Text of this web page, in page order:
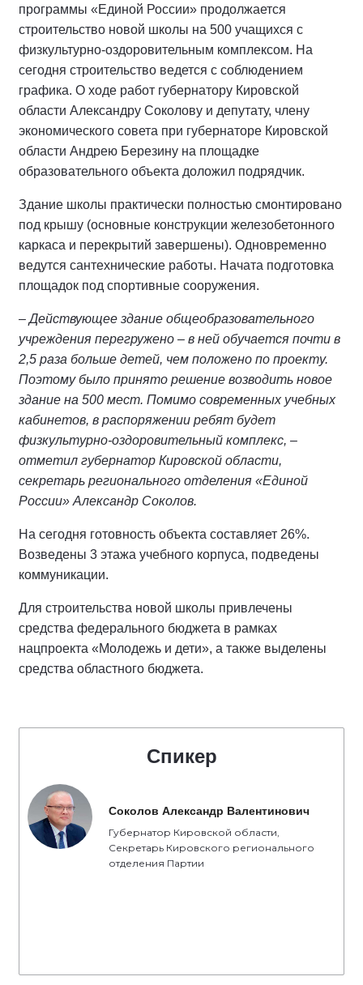
программы «Единой России» продолжается
строительство новой школы на 500 учащихся с
физкультурно-оздоровительным комплексом. На
сегодня строительство ведется с соблюдением
графика. О ходе работ губернатору Кировской
области Александру Соколову и депутату, члену
экономического совета при губернаторе Кировской
области Андрею Березину на площадке
образовательного объекта доложил подрядчик.
Здание школы практически полностью смонтировано
под крышу (основные конструкции железобетонного
каркаса и перекрытий завершены). Одновременно
ведутся сантехнические работы. Начата подготовка
площадок под спортивные сооружения.
– Действующее здание общеобразовательного
учреждения перегружено – в ней обучается почти в
2,5 раза больше детей, чем положено по проекту.
Поэтому было принято решение возводить новое
здание на 500 мест. Помимо современных учебных
кабинетов, в распоряжении ребят будет
физкультурно-оздоровительный комплекс, –
отметил губернатор Кировской области,
секретарь регионального отделения «Единой
России» Александр Соколов.
На сегодня готовность объекта составляет 26%.
Возведены 3 этажа учебного корпуса, подведены
коммуникации.
Для строительства новой школы привлечены
средства федерального бюджета в рамках
нацпроекта «Молодежь и дети», а также выделены
средства областного бюджета.
Спикер
Соколов Александр Валентинович
Губернатор Кировской области,
Секретарь Кировского регионального
отделения Партии